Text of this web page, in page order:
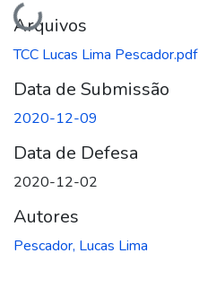
Carregando...
Arquivos
TCC Lucas Lima Pescador.pdf
Data de Submissão
2020-12-09
Data de Defesa
2020-12-02
Autores
Pescador, Lucas Lima